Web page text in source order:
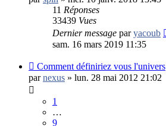
11 Réponses
33439 Vues
Dernier message paryacoub
sam. 16 mars 2019 11:35
Comment définiriez vous l'univers
parnexus » lun. 28 mai 2012 21:02
1
…
9